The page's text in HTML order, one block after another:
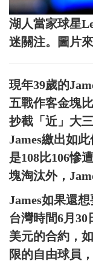
湖人當家球星
迷關注。圖片
現年39歲的
五戰作客金塊
抄截「近」大
James繳出如
是108比106慘
塊淘汰外，
James如果還
台灣時間6月30
美元的合約，
限的自由球員